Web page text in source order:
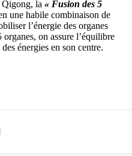
Qigong, la« Fusion des 5
une habile combinaison de
l’énergie des organes
on assure l’équilibre
énergies en son centre.